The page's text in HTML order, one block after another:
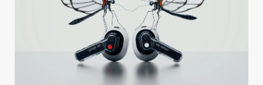
VAIHDA TEEMA